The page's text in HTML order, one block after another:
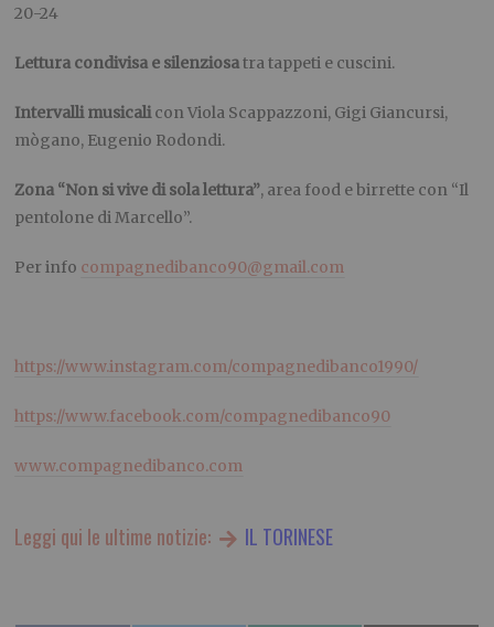
20-24
Lettura condivisa e silenziosatra tappeti e cuscini.
Intervalli musicalicon Viola Scappazzoni, Gigi Giancursi,
mògano, Eugenio Rodondi.
Zona “Non si vive di sola lettura”, area food e birrette con “Il
pentolone di Marcello”.
Per info compagnedibanco90@gmail.com
https://www.instagram.com/compagnedibanco1990/
https://www.facebook.com/compagnedibanco90
www.compagnedibanco.com
Leggi qui le ultime notizie: IL TORINESE